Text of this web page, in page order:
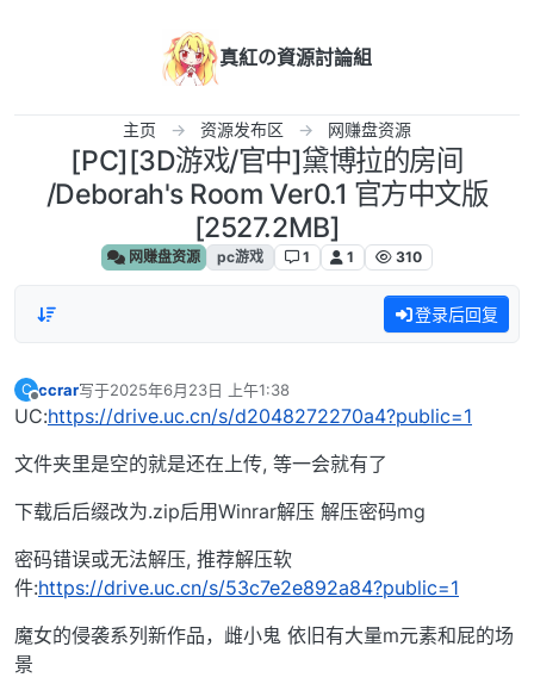
真紅の資源討論組
主页 资源发布区 网赚盘资源
[PC][3D游戏/官中]黛博拉的房间
/Deborah's Room Ver0.1 官方中文版
[2527.2MB]
网赚盘资源 pc游戏 1 1 310
登录后回复
C
离线
ccrar写于2025年6月23日 上午1:38
最后由 编辑
UC:https://drive.uc.cn/s/d2048272270a4?public=1
文件夹里是空的就是还在上传, 等一会就有了
下载后后缀改为.zip后用Winrar解压 解压密码mg
密码错误或无法解压, 推荐解压软
件:https://drive.uc.cn/s/53c7e2e892a84?public=1
魔女的侵袭系列新作品，雌小鬼 依旧有大量m元素和屁的场
景